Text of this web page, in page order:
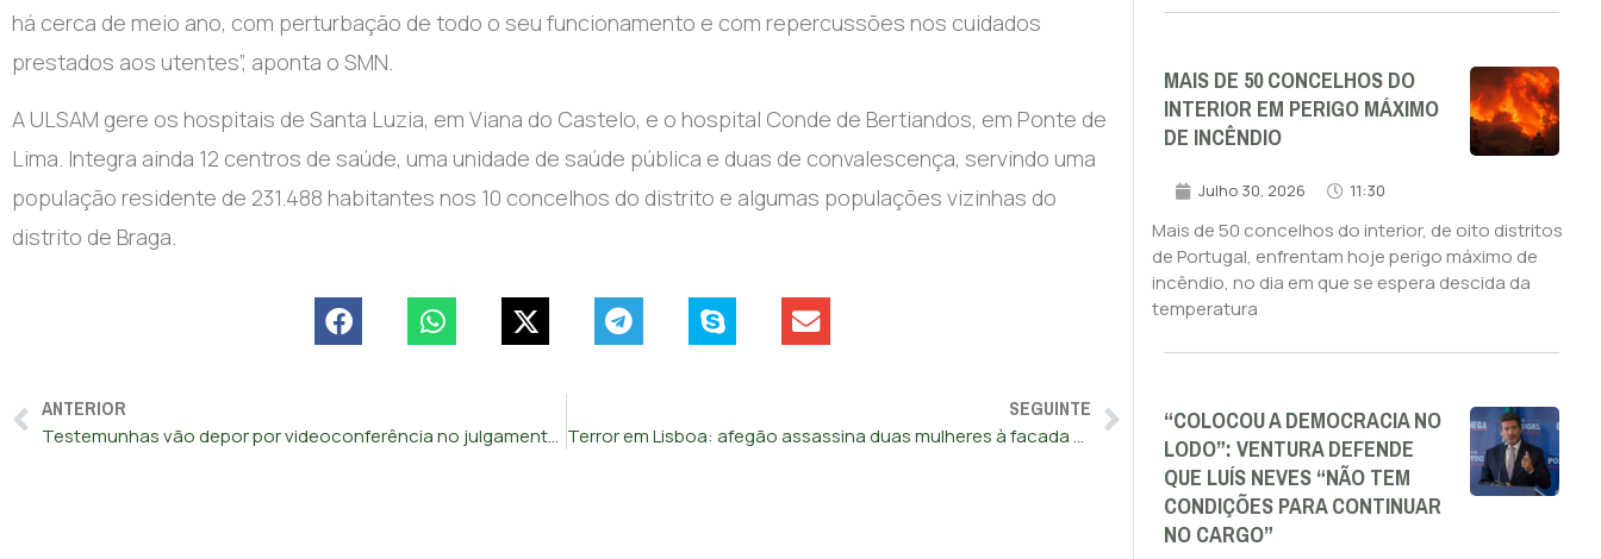
há cerca de meio ano, com perturbação de todo o seu funcionamento e com repercussões nos cuidados
prestados aos utentes”, aponta o SMN.
A ULSAM gere os hospitais de Santa Luzia, em Viana do Castelo, e o hospital Conde de Bertiandos, em Ponte de
Lima. Integra ainda 12 centros de saúde, uma unidade de saúde pública e duas de convalescença, servindo uma
população residente de 231.488 habitantes nos 10 concelhos do distrito e algumas populações vizinhas do
distrito de Braga.
ANTERIOR
Testemunhas vão depor por videoconferência no julgamento do homicídio do agente Fábio Guerra
SEGUINTE
Terror em Lisboa: afegão assassina duas mulheres à facada e fere homem com gravidade
MAIS DE 50 CONCELHOS DO
INTERIOR EM PERIGO MÁXIMO
DE INCÊNDIO
Julho 30, 2026 11:30
Mais de 50 concelhos do interior, de oito distritos
de Portugal, enfrentam hoje perigo máximo de
incêndio, no dia em que se espera descida da
temperatura
“COLOCOU A DEMOCRACIA NO
LODO”: VENTURA DEFENDE
QUE LUÍS NEVES “NÃO TEM
CONDIÇÕES PARA CONTINUAR
NO CARGO”